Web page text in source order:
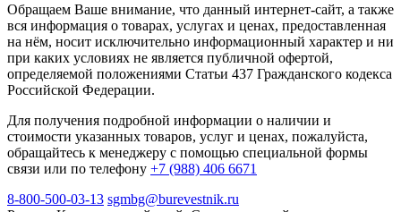
Обращаем Ваше внимание, что данный интернет-сайт, а также
вся информация о товарах, услугах и ценах, предоставленная
на нём, носит исключительно информационный характер и ни
при каких условиях не является публичной офертой,
определяемой положениями Статьи 437 Гражданского кодекса
Российской Федерации.
Для получения подробной информации о наличии и
стоимости указанных товаров, услуг и ценах, пожалуйста,
обращайтесь к менеджеру с помощью специальной формы
связи или по телефону +7 (988) 406 6671
8-800-500-03-13 sgmbg@burevestnik.ru